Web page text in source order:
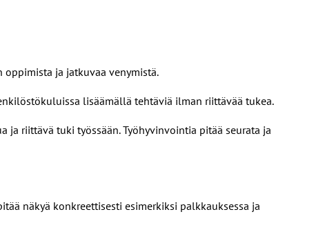
oppimista ja jatkuvaa venymistä.
lisäämällä tehtäviä ilman riittävää tukea.
riittävä tuki työssään. Työhyvinvointia pitää seurata ja
näkyä konkreettisesti esimerkiksi palkkauksessa ja